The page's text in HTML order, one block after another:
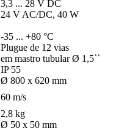
3,3 ... 28 V DC
24 V AC/­DC, 40 W
-35 ... +80 °C
Plugue de 12 vias
em mastro tubular Ø 1,5``
IP 55
Ø 800 x 620 mm
60 m/­s
2,8 kg
Ø 50 x 50 mm